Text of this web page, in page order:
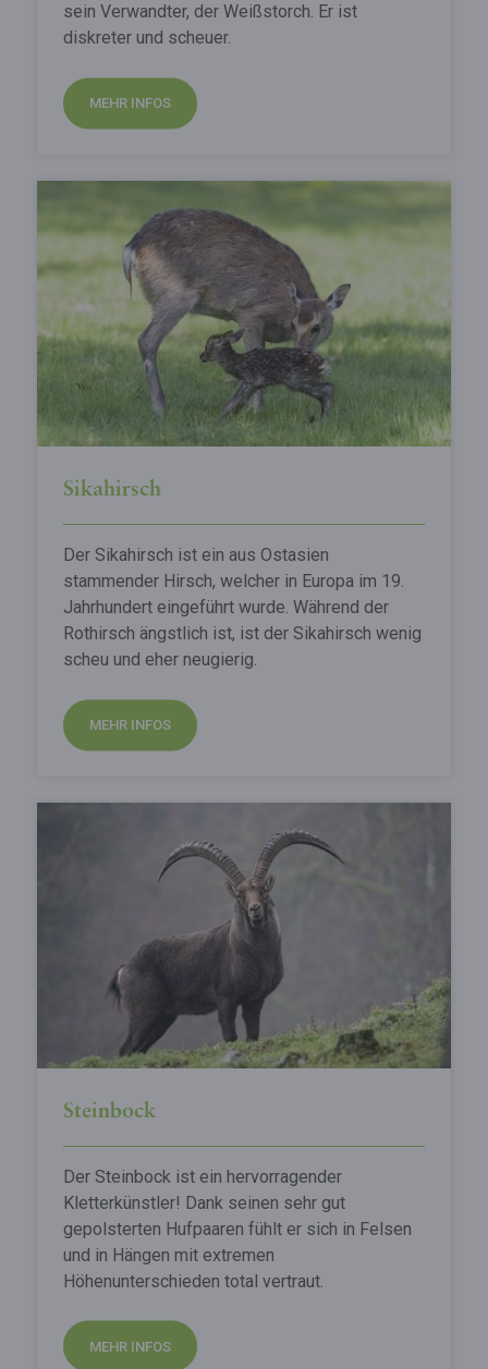
sein Verwandter, der Weißstorch. Er ist
diskreter und scheuer.
MEHR INFOS
Sikahirsch
Der Sikahirsch ist ein aus Ostasien
stammender Hirsch, welcher in Europa im 19.
Jahrhundert eingeführt wurde. Während der
Rothirsch ängstlich ist, ist der Sikahirsch wenig
scheu und eher neugierig.
MEHR INFOS
Steinbock
Der Steinbock ist ein hervorragender
Kletterkünstler! Dank seinen sehr gut
gepolsterten Hufpaaren fühlt er sich in Felsen
und in Hängen mit extremen
Höhenunterschieden total vertraut.
MEHR INFOS